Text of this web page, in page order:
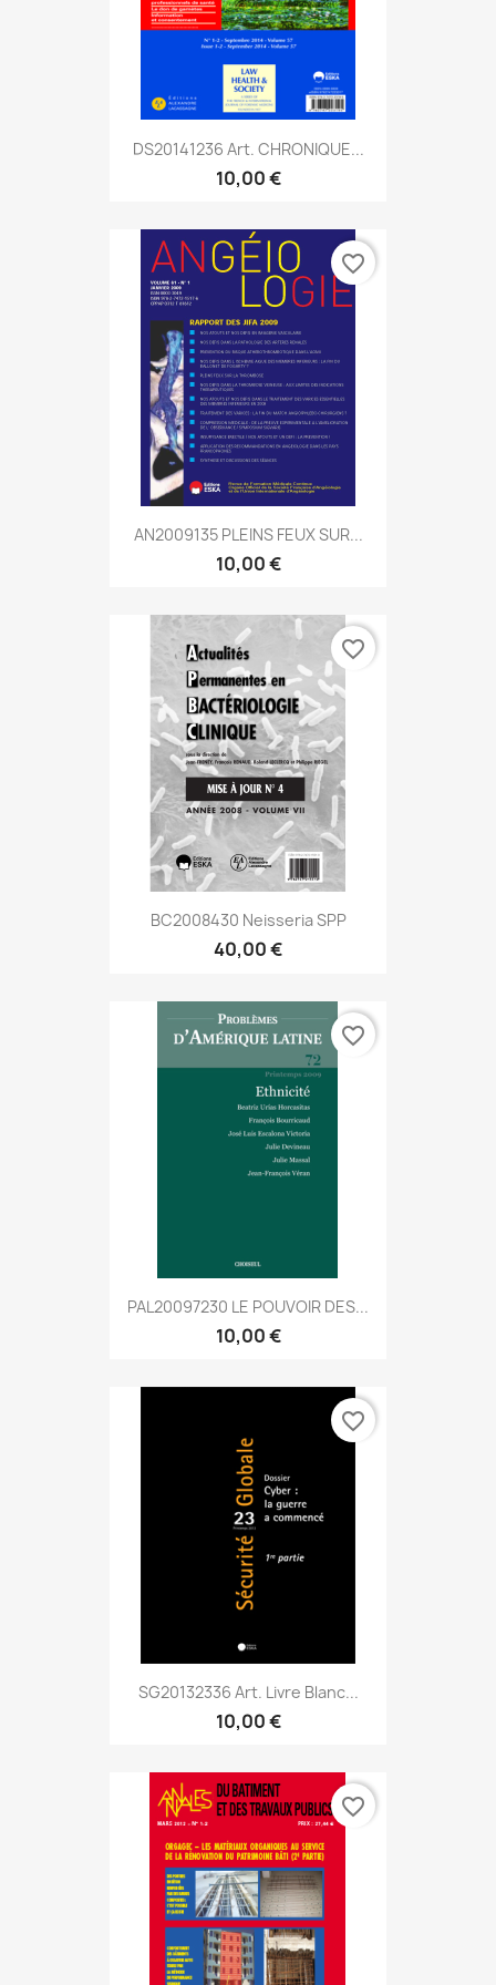
DS20141236 Art. CHRONIQUE...
10,00 €
AN2009135 PLEINS FEUX SUR...
10,00 €
favorite_border
BC2008430 Neisseria SPP
40,00 €
favorite_border
PAL20097230 LE POUVOIR DES...
10,00 €
favorite_border
SG20132336 Art. Livre Blanc...
10,00 €
favorite_border
favorite_border